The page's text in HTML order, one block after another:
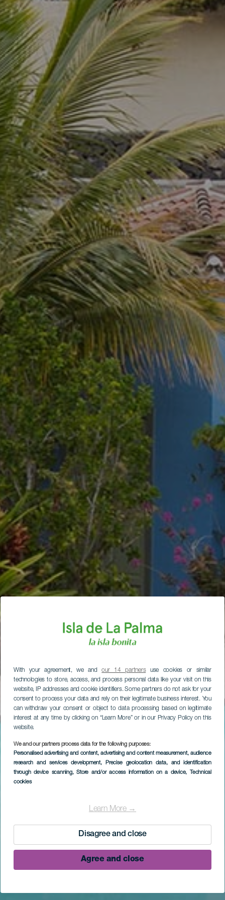
With your agreement, we andour 14 partnersuse cookies or similar
technologies to store, access, and process personal data like your visit on this
website, IP addresses and cookie identifiers. Some partners do not ask for your
consent to process your data and rely on their legitimate business interest. You
can withdraw your consent or object to data processing based on legitimate
interest at any time by clicking on “Learn More” or in our Privacy Policy on this
website.
We and our partners process data for the following purposes:
Personalised advertising and content, advertising and content measurement, audience
research and services development, Precise geolocation data, and identification
through device scanning, Store and/or access information on a device, Technical
cookies
Learn More →
Disagree and close
Agree and close